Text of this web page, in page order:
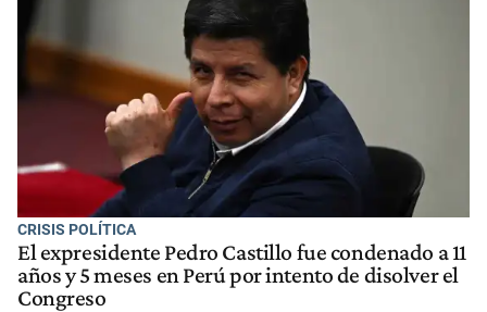
CRISIS POLÍTICA
El expresidente Pedro Castillo fue condenado a 11
años y 5 meses en Perú por intento de disolver el
Congreso